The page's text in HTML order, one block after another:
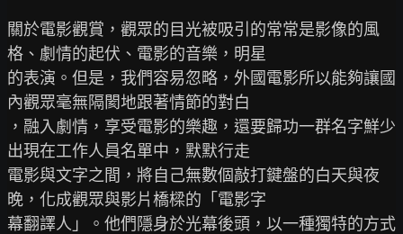
關於電影觀賞，觀眾的目光被吸引的常常是影像的風
格、劇情的起伏、電影的音樂，明星
的表演。但是，我們容易忽略，外國電影所以能夠讓國
內觀眾毫無隔閡地跟著情節的對白
，融入劇情，享受電影的樂趣，還要歸功一群名字鮮少
出現在工作人員名單中，默默行走
電影與文字之間，將自己無數個敲打鍵盤的白天與夜
晚，化成觀眾與影片橋樑的「電影字
幕翻譯人」。他們隱身於光幕後頭，以一種獨特的方式